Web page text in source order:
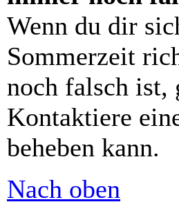
Wenn du dir
Sommerzeit
noch falsch ist,
Kontaktiere
beheben kann.
Nach oben